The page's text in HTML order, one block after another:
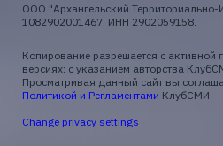
ООО "Архангельский Территориально-
1082902001467, ИНН 2902059158.
Копирование разрешается с
версиях: с указанием авторства
Просматривая данный сайт вы
Политикой и Регламентами КлубСМИ.
Change privacy settings